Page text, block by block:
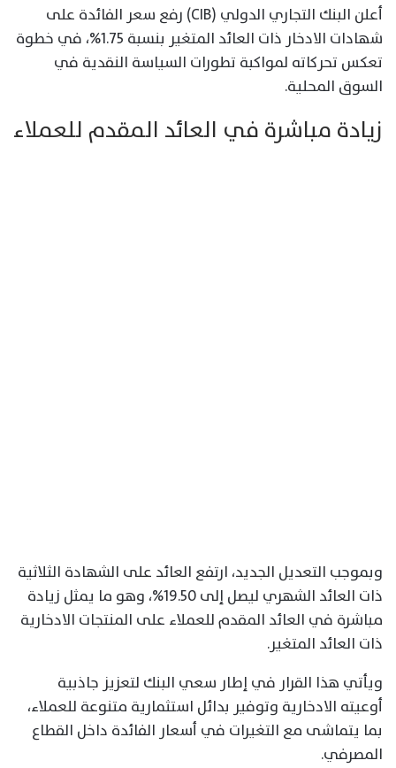
أعلن البنك التجاري الدولي (CIB) رفع سعر الفائدة على
شهادات الادخار ذات العائد المتغير بنسبة 1.75%، في خطوة
تعكس تحركاته لمواكبة تطورات السياسة النقدية في
السوق المحلية.
زيادة مباشرة في العائد المقدم للعملاء
وبموجب التعديل الجديد، ارتفع العائد على الشهادة الثلاثية
ذات العائد الشهري ليصل إلى 19.50%، وهو ما يمثل زيادة
مباشرة في العائد المقدم للعملاء على المنتجات الادخارية
ذات العائد المتغير.
ويأتي هذا القرار في إطار سعي البنك لتعزيز جاذبية
أوعيته الادخارية وتوفير بدائل استثمارية متنوعة للعملاء،
بما يتماشى مع التغيرات في أسعار الفائدة داخل القطاع
المصرفي.